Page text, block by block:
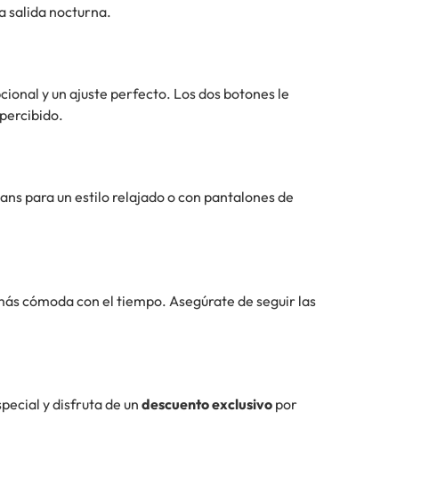
salida nocturna.
y un ajuste perfecto. Los dos botones le
para un estilo relajado o con pantalones de
cómoda con el tiempo. Asegúrate de seguir las
y disfruta de undescuento exclusivo por